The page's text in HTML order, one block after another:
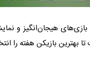
هیجان‌انگیز و
بهترین بازیکن هفته را